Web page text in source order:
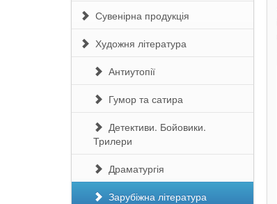
Сувенірна продукція
Художня література
Антиутопії
Гумор та сатира
Детективи. Бойовики.
Трилери
Драматургія
Зарубіжна література